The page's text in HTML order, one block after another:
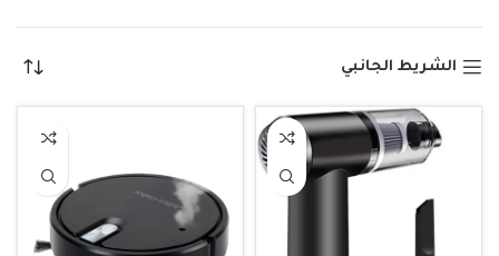
الشريط الجانبي